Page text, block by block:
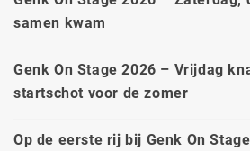
samen kwam
Genk On Stage 2026 – Vrijdag
startschot voor de zomer
Op de eerste rij bij Genk On